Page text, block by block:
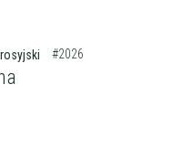
#2026